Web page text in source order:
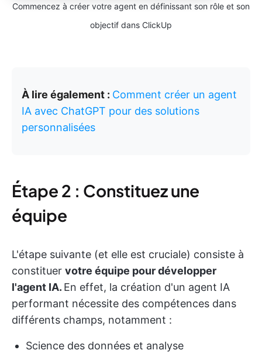
Commencez à créer votre agent en définissant son rôle et son
objectif dans ClickUp
À lire également : Comment créer un agent
IA avec ChatGPT pour des solutions
personnalisées
Étape 2 : Constituez une
équipe
L'étape suivante (et elle est cruciale) consiste à
constituer votre équipe pour développer
l'agent IA. En effet, la création d'un agent IA
performant nécessite des compétences dans
différents champs, notamment :
Science des données et analyse